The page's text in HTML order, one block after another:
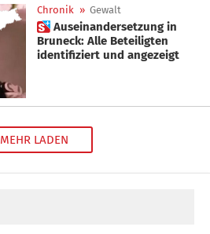
Chronik » Gewalt
 Auseinandersetzung in
Bruneck: Alle Beteiligten
identifiziert und angezeigt
MEHR LADEN